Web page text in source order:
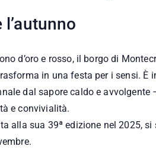
d’oro e rosso, il borgo di
in una festa per i sensi. È
dal sapore caldo e avvolgente
e convivialità.
alla sua 39ª edizione nel 2025,